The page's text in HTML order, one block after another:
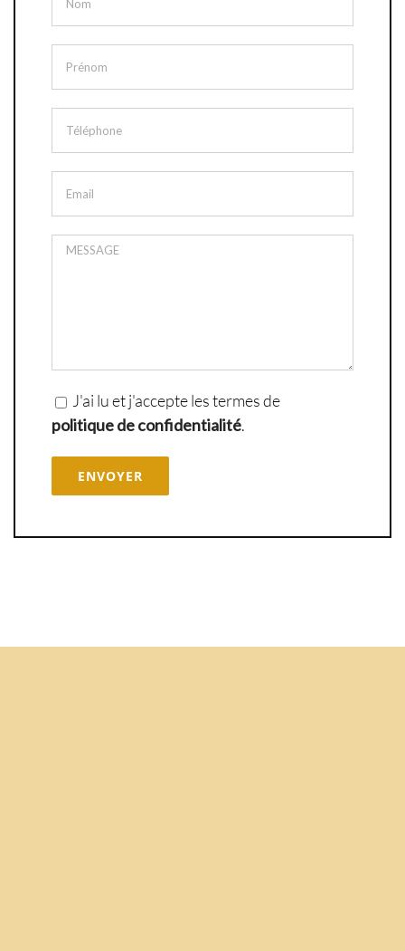
J'ai lu et j'accepte les termes de
politique de confidentialité.